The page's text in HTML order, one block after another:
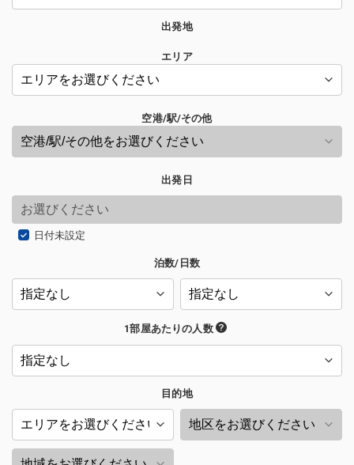
出発地
エリア
空港/駅/その他
出発日
日付未設定
泊数/日数
1部屋あたりの人数
目的地